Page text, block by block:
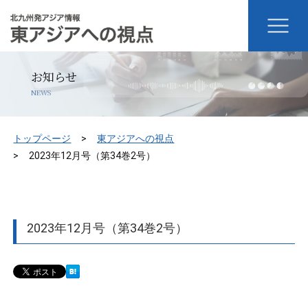
お知らせ
NEWS
トップページ
東アジアへの視点
2023年12月号（第34巻2号）
2023年12月号（第34巻2号）